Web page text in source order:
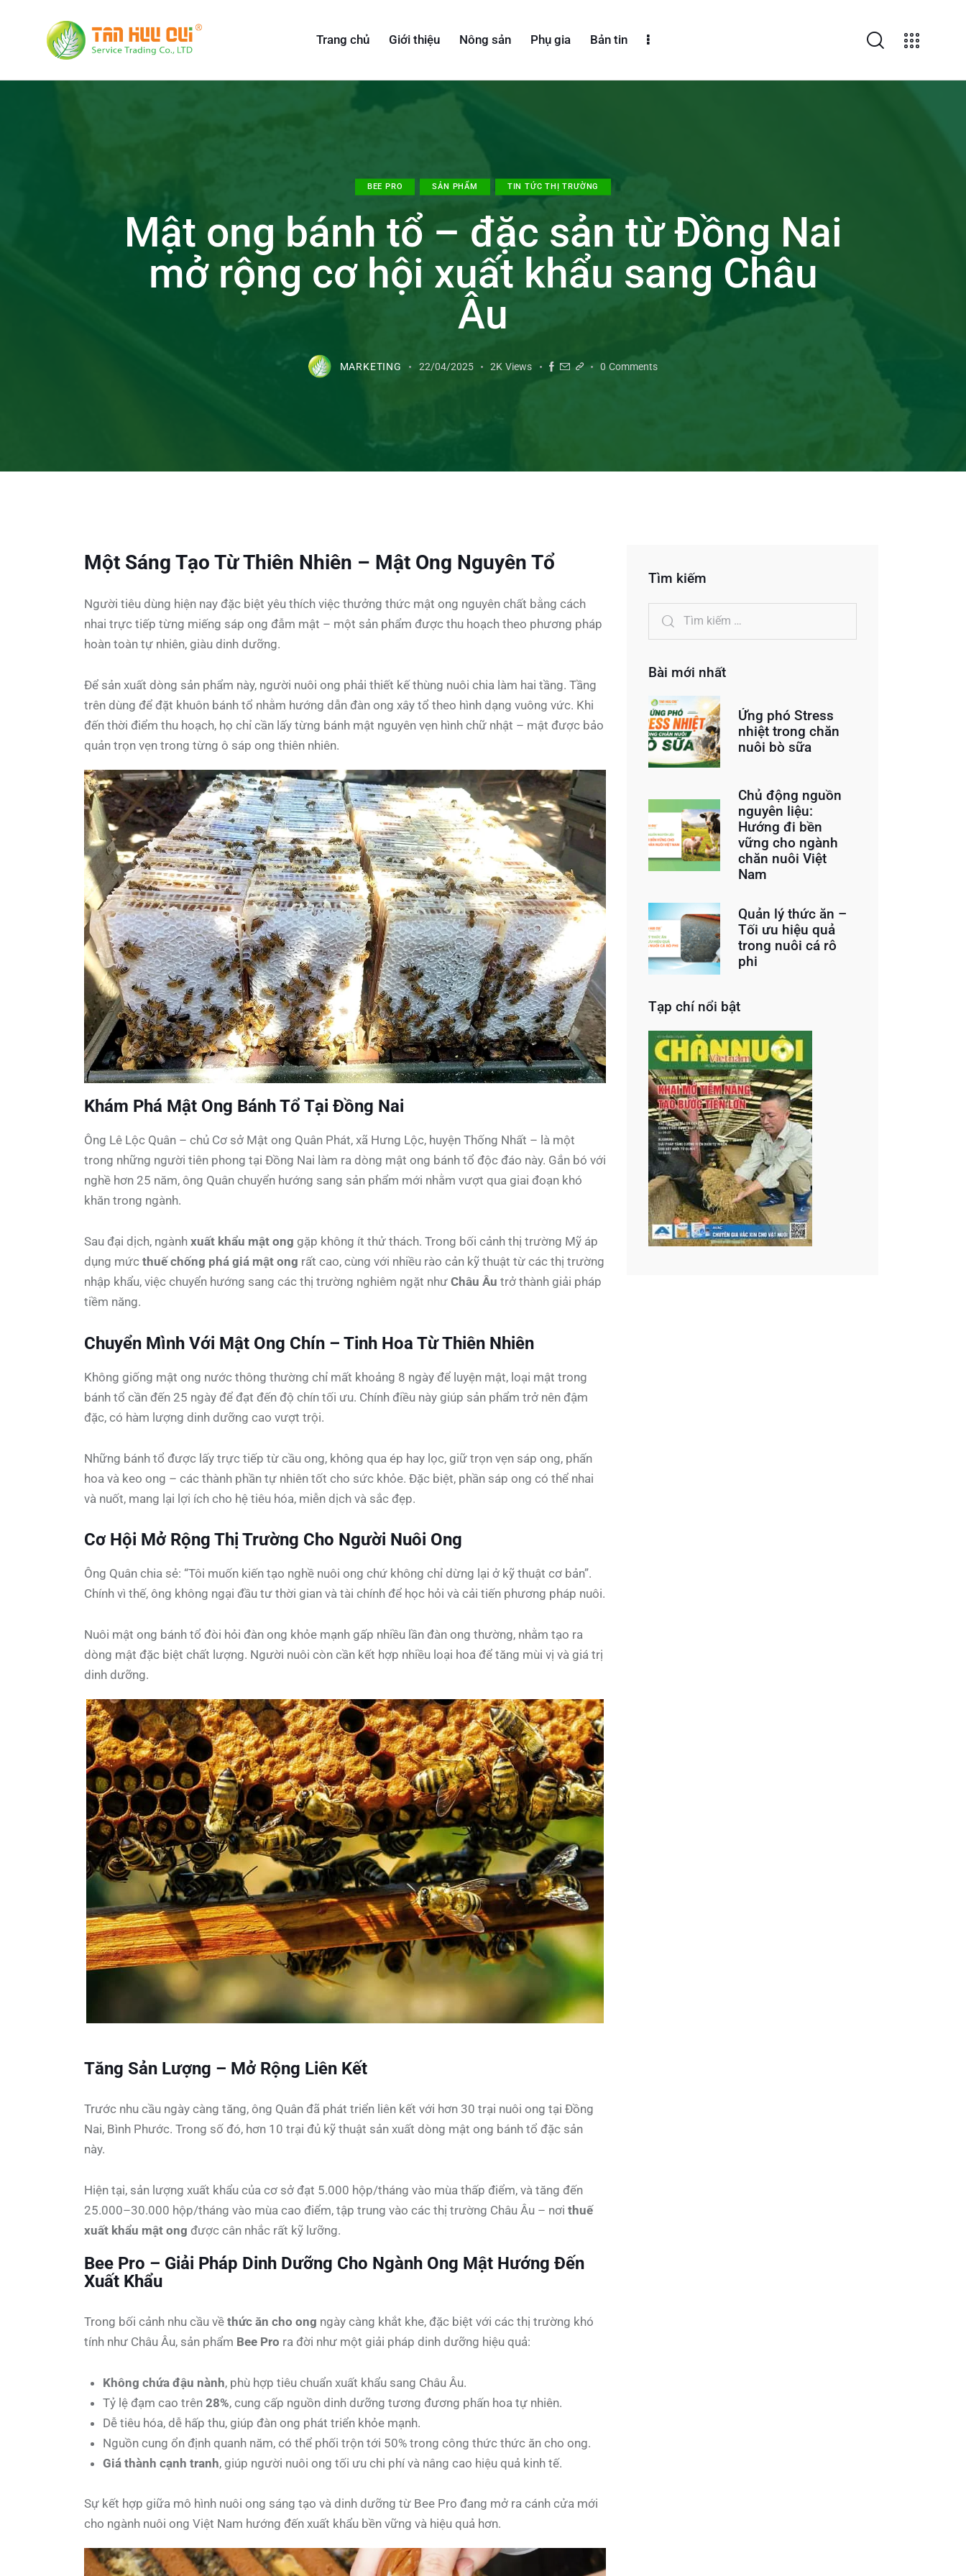
Trang chủ Giới thiệu Nông sản Phụ gia Bản tin
BEE PRO SẢN PHẨM TIN TỨC THỊ TRƯỜNG
Mật ong bánh tổ – đặc sản từ Đồng Nai
mở rộng cơ hội xuất khẩu sang Châu
Âu
MARKETING 22/04/2025 2K Views 0 Comments
Một Sáng Tạo Từ Thiên Nhiên – Mật Ong Nguyên Tổ
Người tiêu dùng hiện nay đặc biệt yêu thích việc thưởng thức mật ong nguyên chất bằng cách
nhai trực tiếp từng miếng sáp ong đẫm mật – một sản phẩm được thu hoạch theo phương pháp
hoàn toàn tự nhiên, giàu dinh dưỡng.
Để sản xuất dòng sản phẩm này, người nuôi ong phải thiết kế thùng nuôi chia làm hai tầng. Tầng
trên dùng để đặt khuôn bánh tổ nhằm hướng dẫn đàn ong xây tổ theo hình dạng vuông vức. Khi
đến thời điểm thu hoạch, họ chỉ cần lấy từng bánh mật nguyên vẹn hình chữ nhật – mật được bảo
quản trọn vẹn trong từng ô sáp ong thiên nhiên.
Khám Phá Mật Ong Bánh Tổ Tại Đồng Nai
Ông Lê Lộc Quân – chủ Cơ sở Mật ong Quân Phát, xã Hưng Lộc, huyện Thống Nhất – là một
trong những người tiên phong tại Đồng Nai làm ra dòng mật ong bánh tổ độc đáo này. Gắn bó với
nghề hơn 25 năm, ông Quân chuyển hướng sang sản phẩm mới nhằm vượt qua giai đoạn khó
khăn trong ngành.
Sau đại dịch, ngành xuất khẩu mật ong gặp không ít thử thách. Trong bối cảnh thị trường Mỹ áp
dụng mức thuế chống phá giá mật ong rất cao, cùng với nhiều rào cản kỹ thuật từ các thị trường
nhập khẩu, việc chuyển hướng sang các thị trường nghiêm ngặt như Châu Âu trở thành giải pháp
tiềm năng.
Chuyển Mình Với Mật Ong Chín – Tinh Hoa Từ Thiên Nhiên
Không giống mật ong nước thông thường chỉ mất khoảng 8 ngày để luyện mật, loại mật trong
bánh tổ cần đến 25 ngày để đạt đến độ chín tối ưu. Chính điều này giúp sản phẩm trở nên đậm
đặc, có hàm lượng dinh dưỡng cao vượt trội.
Những bánh tổ được lấy trực tiếp từ cầu ong, không qua ép hay lọc, giữ trọn vẹn sáp ong, phấn
hoa và keo ong – các thành phần tự nhiên tốt cho sức khỏe. Đặc biệt, phần sáp ong có thể nhai
và nuốt, mang lại lợi ích cho hệ tiêu hóa, miễn dịch và sắc đẹp.
Cơ Hội Mở Rộng Thị Trường Cho Người Nuôi Ong
Ông Quân chia sẻ: “Tôi muốn kiến tạo nghề nuôi ong chứ không chỉ dừng lại ở kỹ thuật cơ bản”.
Chính vì thế, ông không ngại đầu tư thời gian và tài chính để học hỏi và cải tiến phương pháp nuôi.
Nuôi mật ong bánh tổ đòi hỏi đàn ong khỏe mạnh gấp nhiều lần đàn ong thường, nhằm tạo ra
dòng mật đặc biệt chất lượng. Người nuôi còn cần kết hợp nhiều loại hoa để tăng mùi vị và giá trị
dinh dưỡng.
Tăng Sản Lượng – Mở Rộng Liên Kết
Trước nhu cầu ngày càng tăng, ông Quân đã phát triển liên kết với hơn 30 trại nuôi ong tại Đồng
Nai, Bình Phước. Trong số đó, hơn 10 trại đủ kỹ thuật sản xuất dòng mật ong bánh tổ đặc sản
này.
Hiện tại, sản lượng xuất khẩu của cơ sở đạt 5.000 hộp/tháng vào mùa thấp điểm, và tăng đến
25.000–30.000 hộp/tháng vào mùa cao điểm, tập trung vào các thị trường Châu Âu – nơi thuế
xuất khẩu mật ong được cân nhắc rất kỹ lưỡng.
Bee Pro – Giải Pháp Dinh Dưỡng Cho Ngành Ong Mật Hướng Đến
Xuất Khẩu
Trong bối cảnh nhu cầu về thức ăn cho ong ngày càng khắt khe, đặc biệt với các thị trường khó
tính như Châu Âu, sản phẩm Bee Pro ra đời như một giải pháp dinh dưỡng hiệu quả:
Không chứa đậu nành, phù hợp tiêu chuẩn xuất khẩu sang Châu Âu.
Tỷ lệ đạm cao trên 28%, cung cấp nguồn dinh dưỡng tương đương phấn hoa tự nhiên.
Dễ tiêu hóa, dễ hấp thu, giúp đàn ong phát triển khỏe mạnh.
Nguồn cung ổn định quanh năm, có thể phối trộn tới 50% trong công thức thức ăn cho ong.
Giá thành cạnh tranh, giúp người nuôi ong tối ưu chi phí và nâng cao hiệu quả kinh tế.
Sự kết hợp giữa mô hình nuôi ong sáng tạo và dinh dưỡng từ Bee Pro đang mở ra cánh cửa mới
cho ngành nuôi ong Việt Nam hướng đến xuất khẩu bền vững và hiệu quả hơn.
Tìm kiếm
Bài mới nhất
Ứng phó Stress
nhiệt trong chăn
nuôi bò sữa
Chủ động nguồn
nguyên liệu:
Hướng đi bền
vững cho ngành
chăn nuôi Việt
Nam
Quản lý thức ăn –
Tối ưu hiệu quả
trong nuôi cá rô
phi
Tạp chí nổi bật